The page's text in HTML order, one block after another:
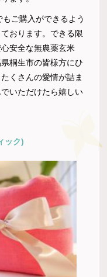
ご購入ができるよう
おります。できる限
安全な無農薬玄米
桐生市の皆様方にひ
くさんの愛情が詰ま
いただけたら嬉しい
ック)